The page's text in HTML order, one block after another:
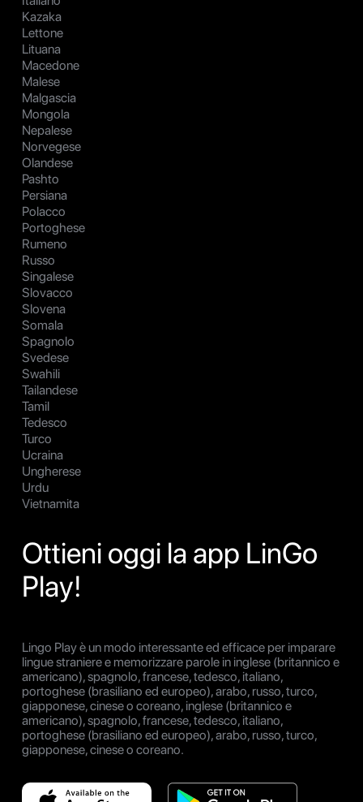
Kazaka
Lettone
Lituana
Macedone
Malese
Malgascia
Mongola
Nepalese
Norvegese
Olandese
Pashto
Persiana
Polacco
Portoghese
Rumeno
Russo
Singalese
Slovacco
Slovena
Somala
Spagnolo
Svedese
Swahili
Tailandese
Tamil
Tedesco
Turco
Ucraina
Ungherese
Urdu
Vietnamita
Ottieni oggi la app LinGo
Play!
Lingo Play è un modo interessante ed efficace per imparare
lingue straniere e memorizzare parole in inglese (britannico e
americano), spagnolo, francese, tedesco, italiano,
portoghese (brasiliano ed europeo), arabo, russo, turco,
giapponese, cinese o coreano, inglese (britannico e
americano), spagnolo, francese, tedesco, italiano,
portoghese (brasiliano ed europeo), arabo, russo, turco,
giapponese, cinese o coreano.